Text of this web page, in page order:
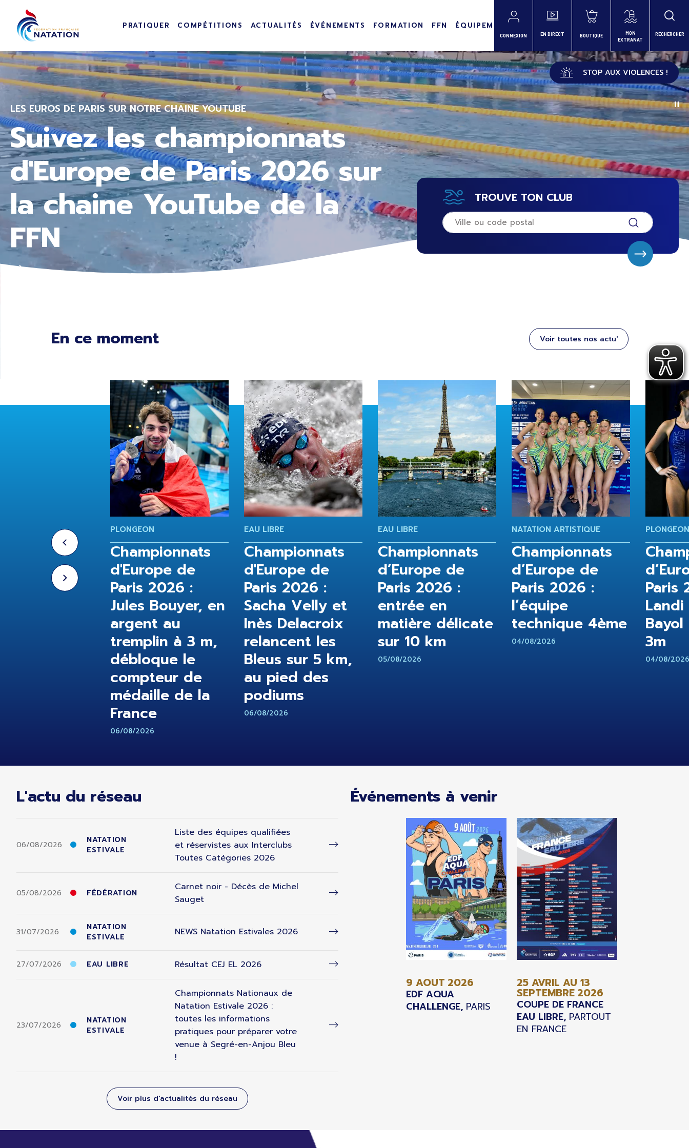
Passer au contenu principal
PRATIQUER COMPÉTITIONS ACTUALITÉS ÉVÉNEMENTS FORMATION FFN ÉQUIPEMENTS
CONNEXION EN DIRECT BOUTIQUE
MON
EXTRANAT
RECHERCHER
STOP AUX VIOLENCES !
LES EUROS DE PARIS SUR NOTRE CHAINE YOUTUBE
Suivez les championnats
d'Europe de Paris 2026 sur
la chaine YouTube de la
FFN
TROUVE TON CLUB
En ce moment Voir toutes nos actu'
de
2026 : le 3
PLONGEON
Championnats
d'Europe de
Paris 2026 :
Jules Bouyer, en
argent au
tremplin à 3 m,
débloque le
compteur de
médaille de la
France
06/08/2026
EAU LIBRE
Championnats
d'Europe de
Paris 2026 :
Sacha Velly et
Inès Delacroix
relancent les
Bleus sur 5 km,
au pied des
podiums
06/08/2026
EAU LIBRE
Championnats
d’Europe de
Paris 2026 :
entrée en
matière délicate
sur 10 km
05/08/2026
NATATION ARTISTIQUE
Championnats
d’Europe de
Paris 2026 :
l’équipe
technique 4ème
04/08/2026
PLONGEON
Paris
Landi
Bayol
3m
04/08/2026
L'actu du réseau
06/08/2026
NATATION
ESTIVALE
Liste des équipes qualifiées
et réservistes aux Interclubs
Toutes Catégories 2026
05/08/2026 FÉDÉRATION
Carnet noir - Décès de Michel
Sauget
31/07/2026
NATATION
ESTIVALE
NEWS Natation Estivales 2026
27/07/2026 EAU LIBRE Résultat CEJ EL 2026
23/07/2026
NATATION
ESTIVALE
Championnats Nationaux de
Natation Estivale 2026 :
toutes les informations
pratiques pour préparer votre
venue à Segré-en-Anjou Bleu
!
Voir plus d'actualités du réseau
Événements à venir
9 AOUT 2026
EDF AQUA
CHALLENGE, PARIS
25 AVRIL AU 13
SEPTEMBRE 2026
COUPE DE FRANCE
EAU LIBRE, PARTOUT
EN FRANCE
Panneau de gestion des cookies